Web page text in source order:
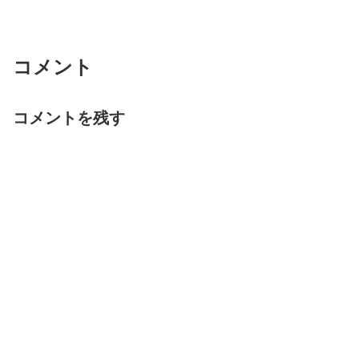
コメント
コメントを残す